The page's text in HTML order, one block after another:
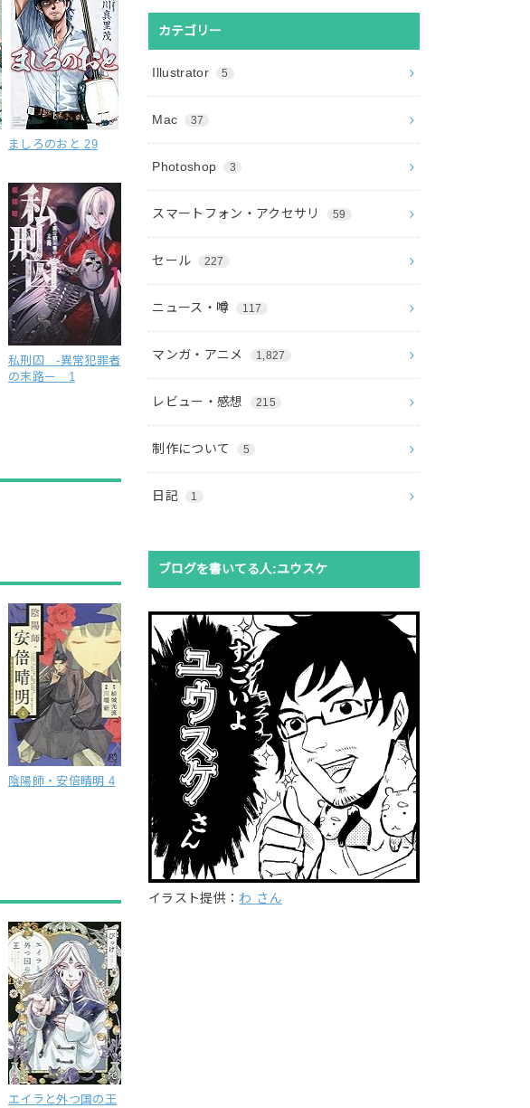
ましろのおと 29
私刑囚 -異常犯罪者
の末路ー 1
陰陽師・安倍晴明 4
エイラと外つ国の王
カテゴリー
Illustrator 5
Mac 37
Photoshop 3
スマートフォン・アクセサリ 59
セール 227
ニュース・噂 117
マンガ・アニメ 1,827
レビュー・感想 215
制作について 5
日記 1
ブログを書いてる人:ユウスケ
イラスト提供： わ さん